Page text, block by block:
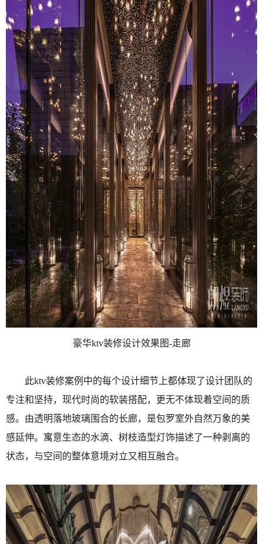
豪华ktv装修设计效果图-走廊
此ktv装修案例中的每个设计细节上都体现了设计团队的
专注和坚持，现代时尚的软装搭配，更无不体现着空间的质
感。由透明落地玻璃围合的长廊，是包罗室外自然万象的美
感延伸。寓意生态的水滴、树枝造型灯饰描述了一种剥离的
状态，与空间的整体意境对立又相互融合。